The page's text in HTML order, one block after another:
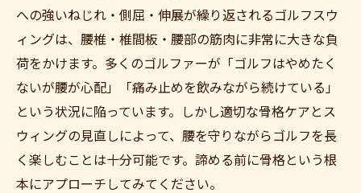
への強いねじれ・側屈・伸展が繰り返されるゴルフスウ
ィングは、腰椎・椎間板・腰部の筋肉に非常に大きな負
荷をかけます。多くのゴルファーが「ゴルフはやめたく
ないが腰が心配」「痛み止めを飲みながら続けている」
という状況に陥っています。しかし適切な骨格ケアとス
ウィングの見直しによって、腰を守りながらゴルフを長
く楽しむことは十分可能です。諦める前に骨格という根
本にアプローチしてみてください。